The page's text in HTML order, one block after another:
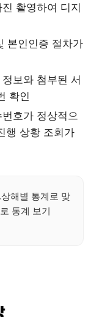
촬영하여 디지
본인인증 절차가
보와 첨부된 서
확인
호가 정상적으
행 상황 조회가
해별 통계로 맞
통계 보기